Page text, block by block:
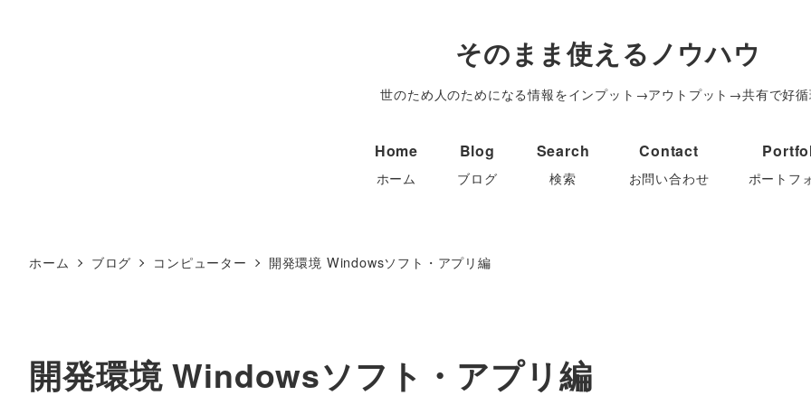
そのまま使えるノウハウ
世のため人のためになる情報をインプット→アウトプット→共有で好循
Home
ホーム
Blog
ブログ
Search
検索
Contact
お問い合わせ ポートフ
ホーム ブログ コンピューター 開発環境 Windowsソフト・アプリ編
開発環境 Windowsソフト・アプリ編